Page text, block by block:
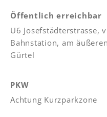
Öffentlich erreichbar
U6 Josefstädterstrasse,
Bahnstation, am
Gürtel
PKW
Achtung Kurzparkzone